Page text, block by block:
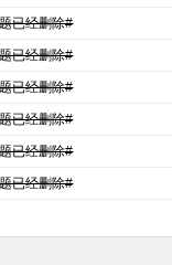
已经删除#
已经删除#
已经删除#
已经删除#
已经删除#
已经删除#